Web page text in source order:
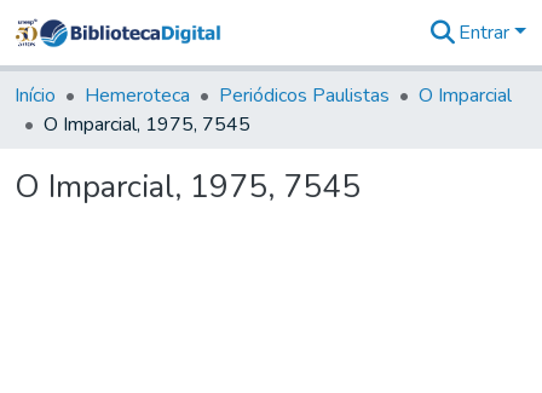
&
Coleções
Tudo na
Digital
Entrar
Início Hemeroteca Periódicos Paulistas
O Imparcial
O Imparcial, 1975, 7545
O Imparcial, 1975, 7545